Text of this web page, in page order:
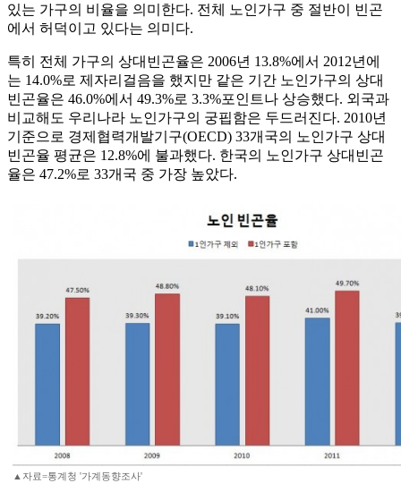
있는 가구의 비율을 의미한다. 전체 노인가구 중 절반이 빈곤
에서 허덕이고 있다는 의미다.
특히 전체 가구의 상대빈곤율은 2006년 13.8%에서 2012년에
는 14.0%로 제자리걸음을 했지만 같은 기간 노인가구의 상대
빈곤율은 46.0%에서 49.3%로 3.3%포인트나 상승했다. 외국과
비교해도 우리나라 노인가구의 궁핍함은 두드러진다. 2010년
기준으로 경제협력개발기구(OECD) 33개국의 노인가구 상대
빈곤율 평균은 12.8%에 불과했다. 한국의 노인가구 상대빈곤
율은 47.2%로 33개국 중 가장 높았다.
▲자료=통계청 '가계동향조사'